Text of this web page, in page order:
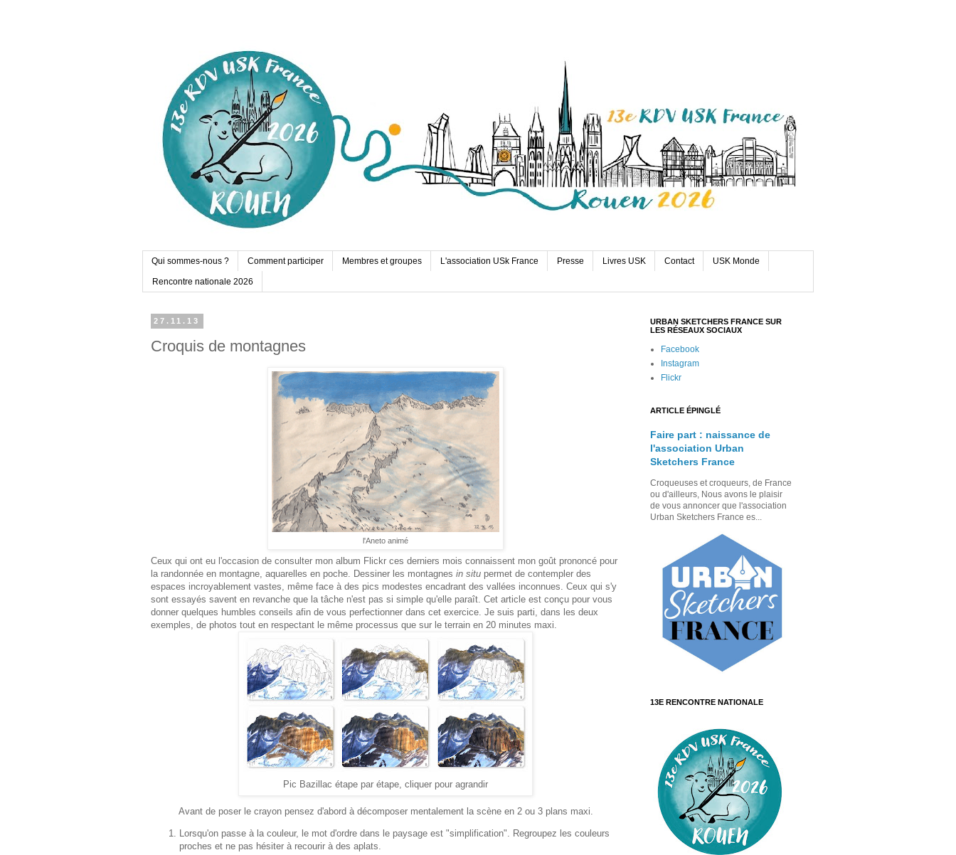
Qui sommes-nous ? Comment participer Membres et groupes L'association USk France Presse Livres USK Contact USK Monde
Rencontre nationale 2026
27.11.13
Croquis de montagnes
l'Aneto animé
Ceux qui ont eu l'occasion de consulter mon album Flickr ces derniers mois connaissent mon goût prononcé pour
la randonnée en montagne, aquarelles en poche. Dessiner les montagnes in situ permet de contempler des
espaces incroyablement vastes, même face à des pics modestes encadrant des vallées inconnues. Ceux qui s'y
sont essayés savent en revanche que la tâche n'est pas si simple qu'elle paraît. Cet article est conçu pour vous
donner quelques humbles conseils afin de vous perfectionner dans cet exercice. Je suis parti, dans les deux
exemples, de photos tout en respectant le même processus que sur le terrain en 20 minutes maxi.
Pic Bazillac étape par étape, cliquer pour agrandir
Avant de poser le crayon pensez d'abord à décomposer mentalement la scène en 2 ou 3 plans maxi.
Lorsqu'on passe à la couleur, le mot d'ordre dans le paysage est "simplification". Regroupez les couleurs
proches et ne pas hésiter à recourir à des aplats.
URBAN SKETCHERS FRANCE SUR
LES RÉSEAUX SOCIAUX
Facebook
Instagram
Flickr
ARTICLE ÉPINGLÉ
Faire part : naissance de
l'association Urban
Sketchers France
Croqueuses et croqueurs, de France
ou d'ailleurs, Nous avons le plaisir
de vous annoncer que l'association
Urban Sketchers France es...
13E RENCONTRE NATIONALE